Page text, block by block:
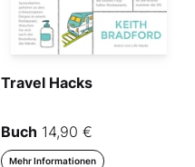
Travel Hacks
Buch 14,90 €
Mehr Informationen